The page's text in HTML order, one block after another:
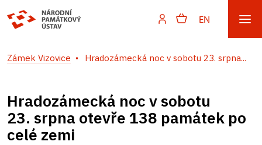
EN
Zámek Vizovice Hradozámecká noc v sobotu 23. srpna...
Hradozámecká noc v sobotu
23. srpna otevře 138 památek po
celé zemi